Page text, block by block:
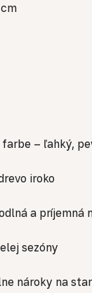
– ľahký,
iroko
a príjemná
sezóny
nároky na